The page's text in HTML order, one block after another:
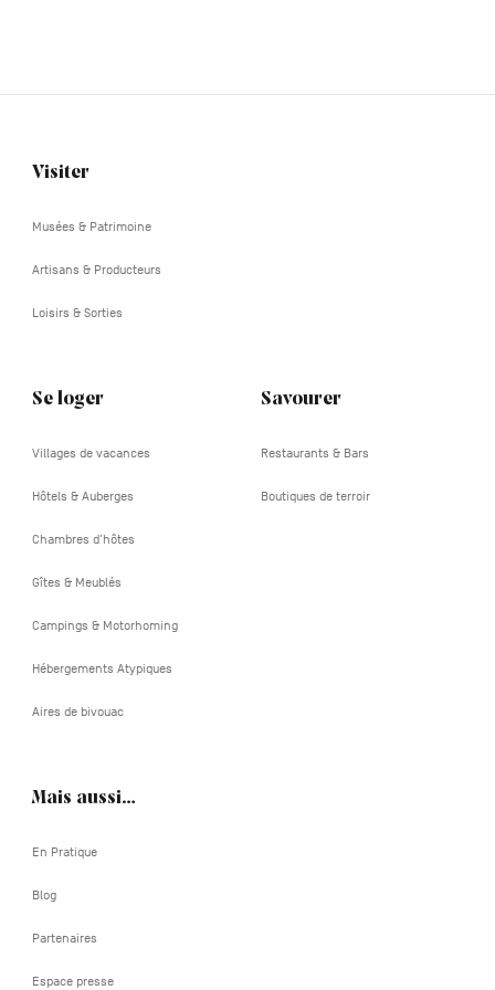
Navigation
Visiter
Musées & Patrimoine
Artisans & Producteurs
Loisirs & Sorties
Se loger
Villages de vacances
Hôtels & Auberges
Chambres d'hôtes
Gîtes & Meublés
Campings & Motorhoming
Hébergements Atypiques
Aires de bivouac
Savourer
Restaurants & Bars
Boutiques de terroir
Mais aussi…
En Pratique
Blog
Partenaires
Espace presse